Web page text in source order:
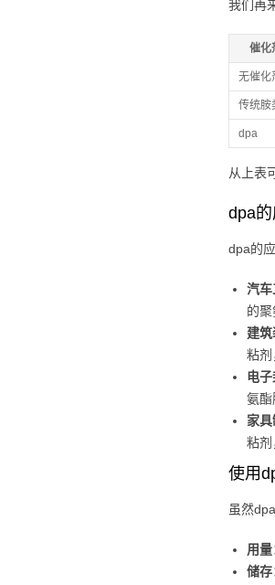
我们再
催化
无催化
传统胺
dpa
从上表
dpa
dpa的
汽车
的
建
粘剂
电
氨酯
家
粘剂
使用
虽然
用量
储存